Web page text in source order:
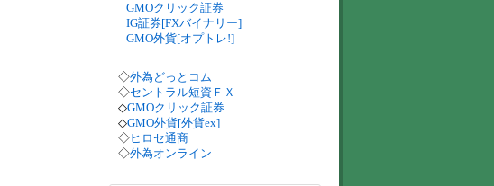
GMOクリック証券
IG証券[FXバイナリー]
GMO外貨[オプトレ!]
◇外為どっとコム
◇セントラル短資ＦＸ
◇GMOクリック証券
◇GMO外貨[外貨ex]
◇ヒロセ通商
◇外為オンライン